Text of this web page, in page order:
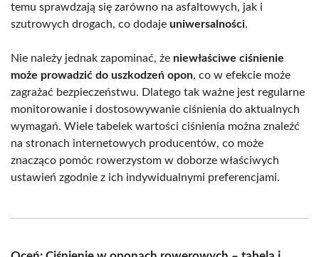
temu sprawdzają się zarówno na asfaltowych, jak i
szutrowych drogach, co dodaje uniwersalności.
Nie należy jednak zapominać, że niewłaściwe ciśnienie
może prowadzić do uszkodzeń opon, co w efekcie może
zagrażać bezpieczeństwu. Dlatego tak ważne jest regularne
monitorowanie i dostosowywanie ciśnienia do aktualnych
wymagań. Wiele tabelek wartości ciśnienia można znaleźć
na stronach internetowych producentów, co może
znacząco pomóc rowerzystom w doborze właściwych
ustawień zgodnie z ich indywidualnymi preferencjami.